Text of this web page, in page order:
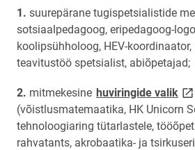
suurepärane tugispetsialistide
sotsiaalpedagoog, eripedagoog-
koolipsühholoog, HEV-
teavitustöö spetsialist, abiõpetajad;
mitmekesine huviringide valik
(võistlusmatemaatika, HK Unicorn
tehnoloogiaring tütarlastele,
rahvatants, akrobaatika- ja